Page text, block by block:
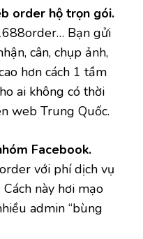
order hộ trọn gói.
Bạn gửi
cân, chụp ảnh,
hơn cách 1 tầm
ai không có thời
web Trung Quốc.
Facebook.
với phí dịch vụ
này hơi mạo
admin “bùng